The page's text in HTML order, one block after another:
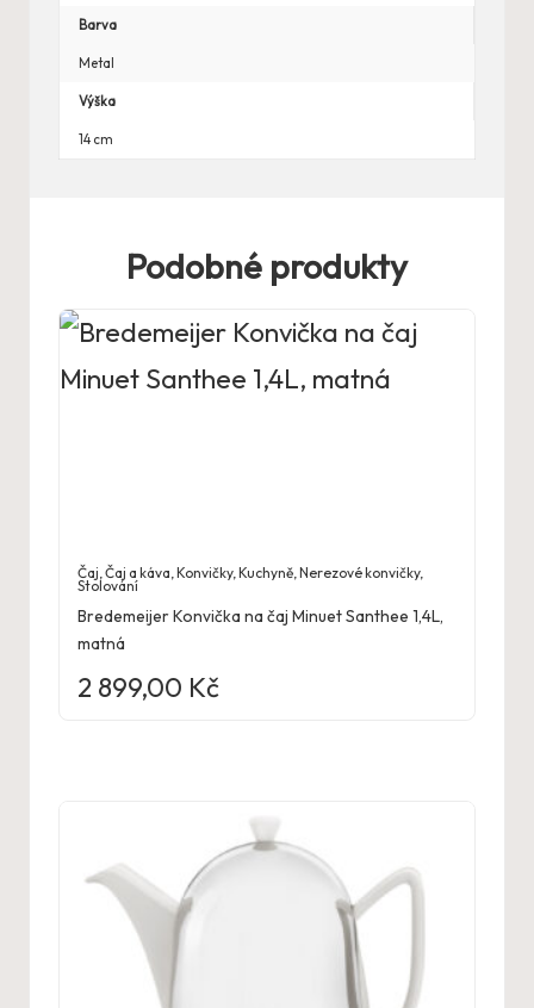
Barva
Metal
Výška
14 cm
Podobné produkty
Čaj ,Čaj a káva ,Konvičky,Kuchyně ,Nerezové konvičky,
Stolování
Bredemeijer Konvička na čaj Minuet Santhee 1,4L,
matná
2 899,00 Kč